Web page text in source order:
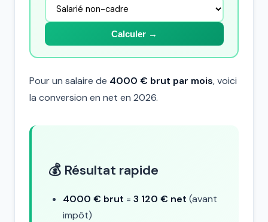
Calculer →
Pour un salaire de 4000 € brut par mois, voici
la conversion en net en 2026.
💰 Résultat rapide
4000 € brut = 3 120 € net (avant
impôt)